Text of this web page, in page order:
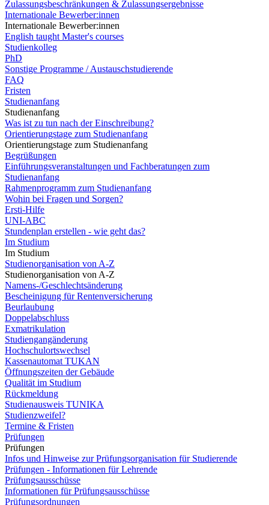
Zulassungsbeschränkungen & Zulassungsergebnisse
Internationale Bewerber:innen
Internationale Bewerber:innen
English taught Master's courses
Studienkolleg
PhD
Sonstige Programme / Austauschstudierende
FAQ
Fristen
Studienanfang
Studienanfang
Was ist zu tun nach der Einschreibung?
Orientierungstage zum Studienanfang
Orientierungstage zum Studienanfang
Begrüßungen
Einführungsveranstaltungen und Fachberatungen zum
Studienanfang
Rahmenprogramm zum Studienanfang
Wohin bei Fragen und Sorgen?
Ersti-Hilfe
UNI-ABC
Stundenplan erstellen - wie geht das?
Im Studium
Im Studium
Studienorganisation von A-Z
Studienorganisation von A-Z
Namens-/Geschlechtsänderung
Bescheinigung für Rentenversicherung
Beurlaubung
Doppelabschluss
Exmatrikulation
Studiengangänderung
Hochschulortswechsel
Kassenautomat TUKAN
Öffnungszeiten der Gebäude
Qualität im Studium
Rückmeldung
Studienausweis TUNIKA
Studienzweifel?
Termine & Fristen
Prüfungen
Prüfungen
Infos und Hinweise zur Prüfungsorganisation für Studierende
Prüfungen - Informationen für Lehrende
Prüfungsausschüsse
Informationen für Prüfungsausschüsse
Prüfungsordnungen